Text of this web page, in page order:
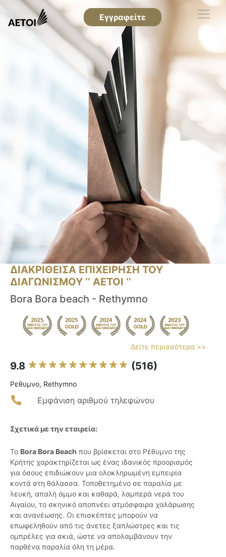
Εγγραφείτε
ΔΙΑΚΡΙΘΕΙΣΑ ΕΠΙΧΕΙΡΗΣΗ ΤΟΥ
ΔΙΑΓΩΝΙΣΜΟΥ ‘’ ΑΕΤΟΙ ‘’
Bora Bora beach - Rethymno
Δείτε περισσότερα >>
9.8 (516)
Ρεθυμνο, Rethymno
Εμφάνιση αριθμού τηλεφώνου
Σχετικά με την εταιρεία:
Το Bora Bora Beach που βρίσκεται στο Ρέθυμνο της
Κρήτης χαρακτηρίζεται ως ένας ιδανικός προορισμός
για όσους επιδιώκουν μια ολοκληρωμένη εμπειρία
κοντά στη θάλασσα. Τοποθετημένο σε παραλία με
λευκή, απαλή άμμο και καθαρά, λαμπερά νερά του
Αιγαίου, το σκηνικό αποπνέει ατμόσφαιρα χαλάρωσης
και ανανέωσης. Οι επισκέπτες μπορούν να
επωφεληθούν από τις άνετες ξαπλώστρες και τις
ομπρέλες για σκιά, ώστε να απολαμβάνουν την
παρθένα παραλία όλη τη μέρα.